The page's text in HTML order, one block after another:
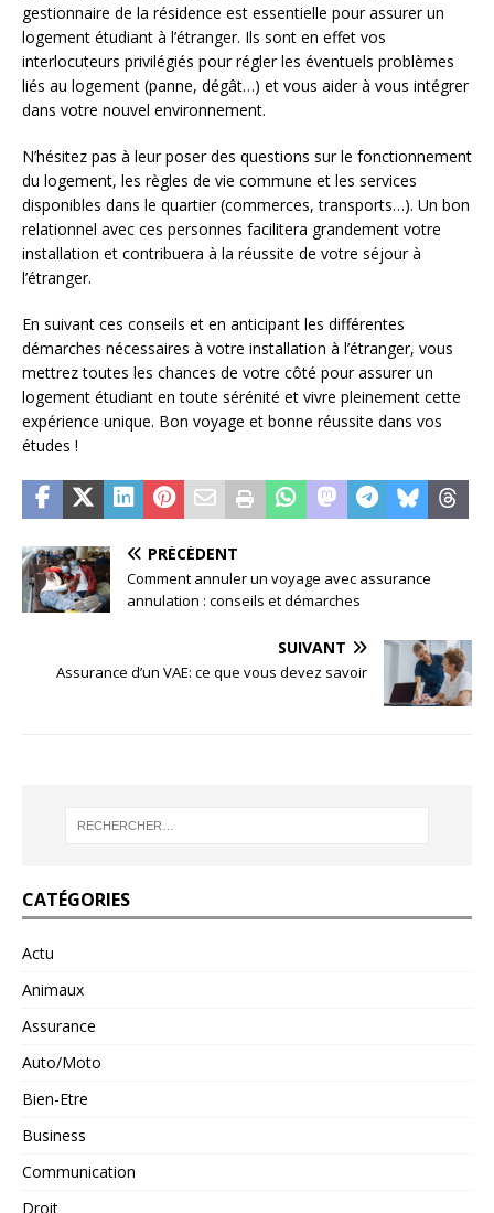
gestionnaire de la résidence est essentielle pour assurer un
logement étudiant à l’étranger. Ils sont en effet vos
interlocuteurs privilégiés pour régler les éventuels problèmes
liés au logement (panne, dégât…) et vous aider à vous intégrer
dans votre nouvel environnement.
N’hésitez pas à leur poser des questions sur le fonctionnement
du logement, les règles de vie commune et les services
disponibles dans le quartier (commerces, transports…). Un bon
relationnel avec ces personnes facilitera grandement votre
installation et contribuera à la réussite de votre séjour à
l’étranger.
En suivant ces conseils et en anticipant les différentes
démarches nécessaires à votre installation à l’étranger, vous
mettrez toutes les chances de votre côté pour assurer un
logement étudiant en toute sérénité et vivre pleinement cette
expérience unique. Bon voyage et bonne réussite dans vos
études !
PRÉCÉDENT
Comment annuler un voyage avec assurance
annulation : conseils et démarches
SUIVANT
Assurance d’un VAE: ce que vous devez savoir
CATÉGORIES
Actu
Animaux
Assurance
Auto/Moto
Bien-Etre
Business
Communication
Droit